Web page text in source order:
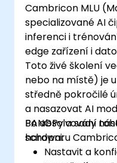
Cambricon MLU
specializované AI
inferenci i
edge zařízení i
Toto živé školení
nebo na místě) je
středně pokročilé
a nasazovat AI
BANGPy a sady
hardwaru
Po absolvování
schopni:
Nastavit a